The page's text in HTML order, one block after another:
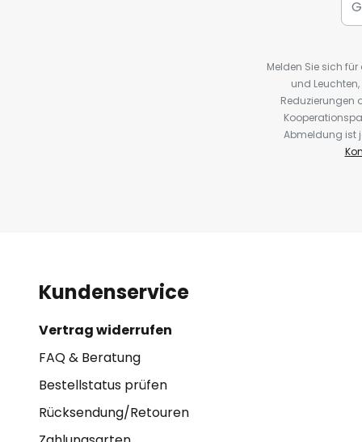
Melden Sie sich
und
Reduzierungen
Abmeldung ist
Kundenservice
Vertrag widerrufen
FAQ & Beratung
Bestellstatus prüfen
Rücksendung/Retouren